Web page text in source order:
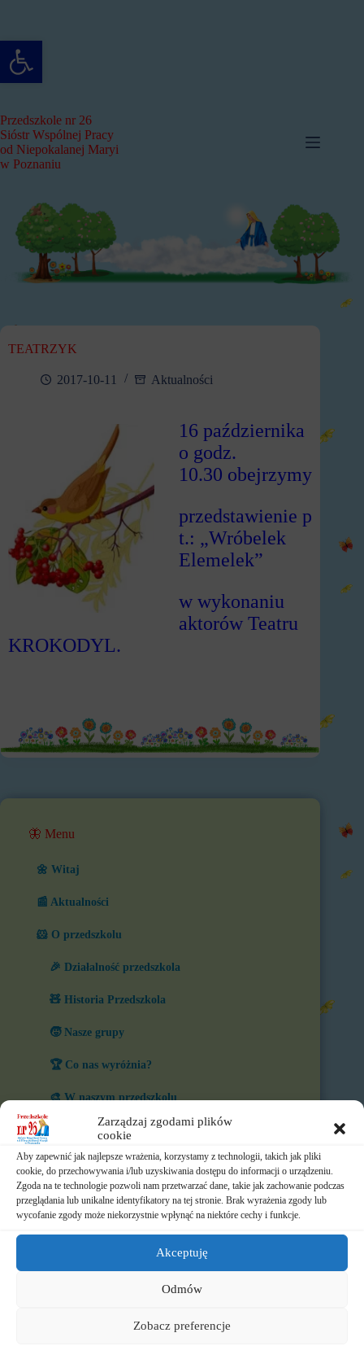
Otwórz pasek narzędzi
Zarządzaj zgodami plików
cookie
Aby zapewnić jak najlepsze wrażenia, korzystamy z technologii, takich jak pliki
cookie, do przechowywania i/lub uzyskiwania dostępu do informacji o urządzeniu.
Zgoda na te technologie pozwoli nam przetwarzać dane, takie jak zachowanie podczas
przeglądania lub unikalne identyfikatory na tej stronie. Brak wyrażenia zgody lub
wycofanie zgody może niekorzystnie wpłynąć na niektóre cechy i funkcje.
Akceptuję
Odmów
Zobacz preferencje
Przedszkole nr 26
Sióstr Wspólnej Pracy
od Niepokalanej Maryi
w Poznaniu
TEATRZYK
2017-10-11 Aktualności
16 października
o godz.
10.30 obejrzymy
przedstawienie p
t.: „Wróbelek
Elemelek”
w wykonaniu
aktorów Teatru
KROKODYL.
🦋 Menu
🌼 Witaj
📰 Aktualności
🐹 O przedszkolu
🎉 Działalność przedszkola
🧸 Historia Przedszkola
🧒 Nasze grupy
🏆 Co nas wyróżnia?
🎨 W naszym przedszkolu
⏲️ Ramowy rozkład dnia
📃 Dokumenty
⛪ Historia Zgromadzenia